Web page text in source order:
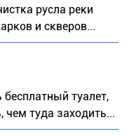
русла реки
и скверов...
туалет,
чем туда заходить...